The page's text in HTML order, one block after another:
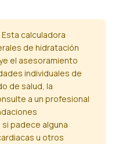
Esta calculadora
de hidratación
el asesoramiento
individuales de
de salud, la
a un profesional
padece alguna
u otros